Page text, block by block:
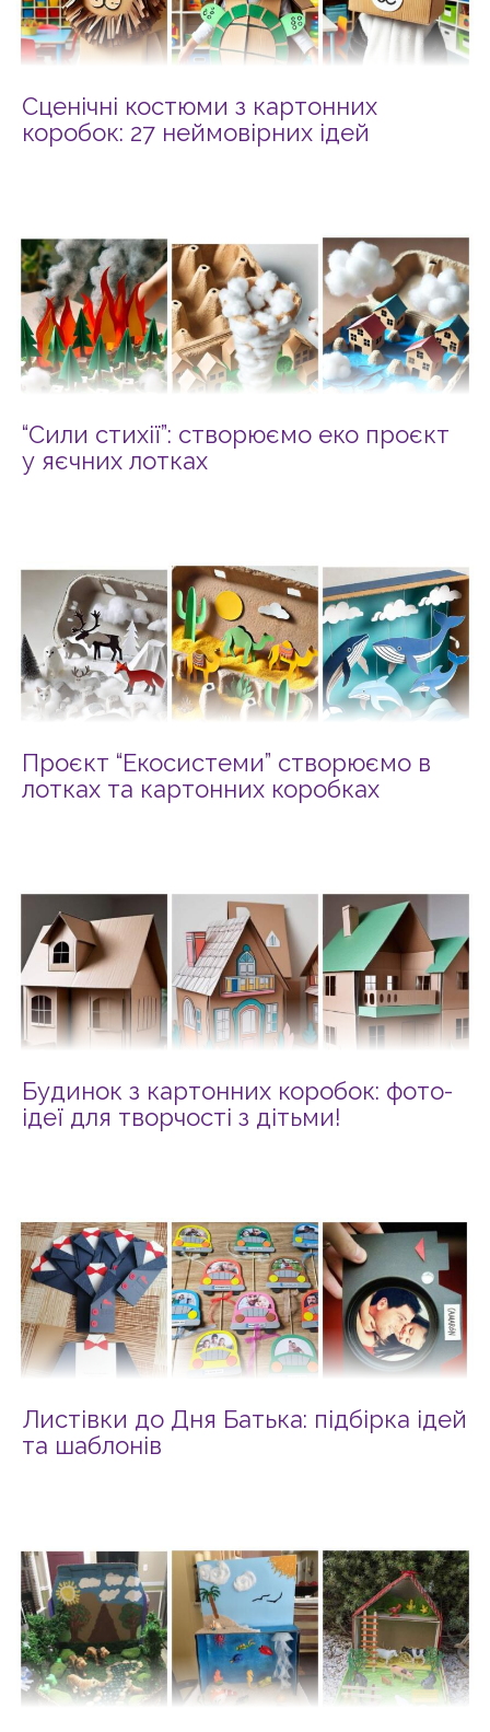
Сценічні костюми з картонних
коробок: 27 неймовірних ідей
“Сили стихії”: створюємо еко проєкт
у яєчних лотках
Проєкт “Екосистеми” створюємо в
лотках та картонних коробках
Будинок з картонних коробок: фото-
ідеї для творчості з дітьми!
Листівки до Дня Батька: підбірка ідей
та шаблонів